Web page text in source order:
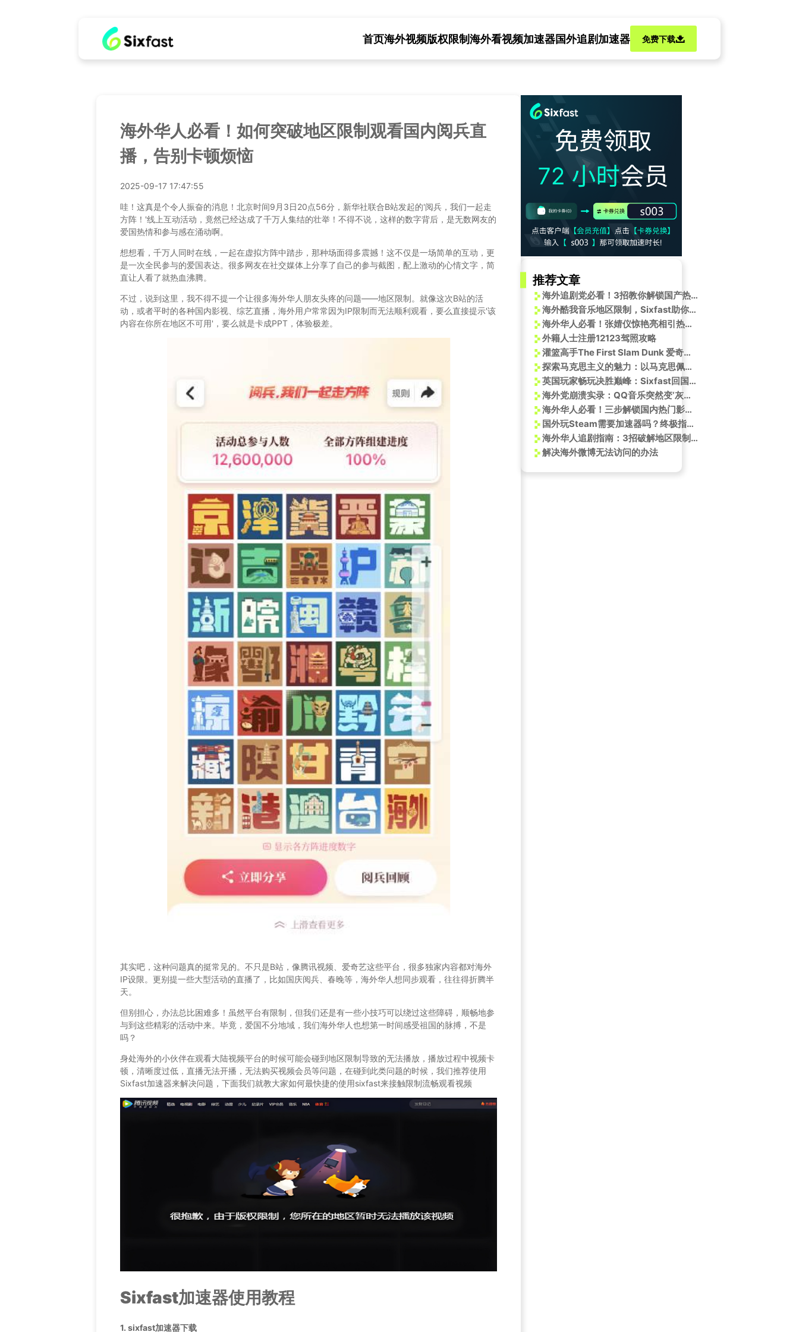
首页海外视频版权限制海外看视频加速器国外追剧加速器 免费下载
海外华人必看！如何突破地区限制观看国内阅兵直
播，告别卡顿烦恼
2025-09-17 17:47:55
哇！这真是个令人振奋的消息！北京时间9月3日20点56分，新华社联合B站发起的'阅兵，我们一起走
方阵！'线上互动活动，竟然已经达成了千万人集结的壮举！不得不说，这样的数字背后，是无数网友的
爱国热情和参与感在涌动啊。
想想看，千万人同时在线，一起在虚拟方阵中踏步，那种场面得多震撼！这不仅是一场简单的互动，更
是一次全民参与的爱国表达。很多网友在社交媒体上分享了自己的参与截图，配上激动的心情文字，简
直让人看了就热血沸腾。
不过，说到这里，我不得不提一个让很多海外华人朋友头疼的问题——地区限制。就像这次B站的活
动，或者平时的各种国内影视、综艺直播，海外用户常常因为IP限制而无法顺利观看，要么直接提示'该
内容在你所在地区不可用'，要么就是卡成PPT，体验极差。
其实吧，这种问题真的挺常见的。不只是B站，像腾讯视频、爱奇艺这些平台，很多独家内容都对海外
IP设限。更别提一些大型活动的直播了，比如国庆阅兵、春晚等，海外华人想同步观看，往往得折腾半
天。
但别担心，办法总比困难多！虽然平台有限制，但我们还是有一些小技巧可以绕过这些障碍，顺畅地参
与到这些精彩的活动中来。毕竟，爱国不分地域，我们海外华人也想第一时间感受祖国的脉搏，不是
吗？
身处海外的小伙伴在观看大陆视频平台的时候可能会碰到地区限制导致的无法播放，播放过程中视频卡
顿，清晰度过低，直播无法开播，无法购买视频会员等问题，在碰到此类问题的时候，我们推荐使用
Sixfast加速器来解决问题，下面我们就教大家如何最快捷的使用sixfast来接触限制流畅观看视频
Sixfast加速器使用教程
1. sixfast加速器下载
推荐文章
海外追剧党必看！3招教你解锁国产热播剧，再也不怕错过《丁一顾仰山》催泪结局
海外酷我音乐地区限制，Sixfast助你畅享全球音乐盛宴
海外华人必看！张婧仪惊艳亮相引热议，教你如何突破地区限制追剧追星
外籍人士注册12123驾照攻略
灌篮高手The First Slam Dunk 爱奇艺独播，海外用户如何解锁观看？
探索马克思主义的魅力：以马克思佩恩3第十章为例
英国玩家畅玩决胜巅峰：Sixfast回国加速器助你突破网络限制
海外党崩溃实录：QQ音乐突然变‘灰色歌单’，我靠这3招续命了！
海外华人必看！三步解锁国内热门影视资源，从此告别地区限制烦恼
国外玩Steam需要加速器吗？终极指南助你畅玩游戏！
海外华人追剧指南：3招破解地区限制，国内热门内容随心看
解决海外微博无法访问的办法